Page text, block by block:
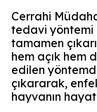
Cerrahi
tedavi yöntemi
tamamen
hem açık hem
edilen
çıkararak,
hayvanın